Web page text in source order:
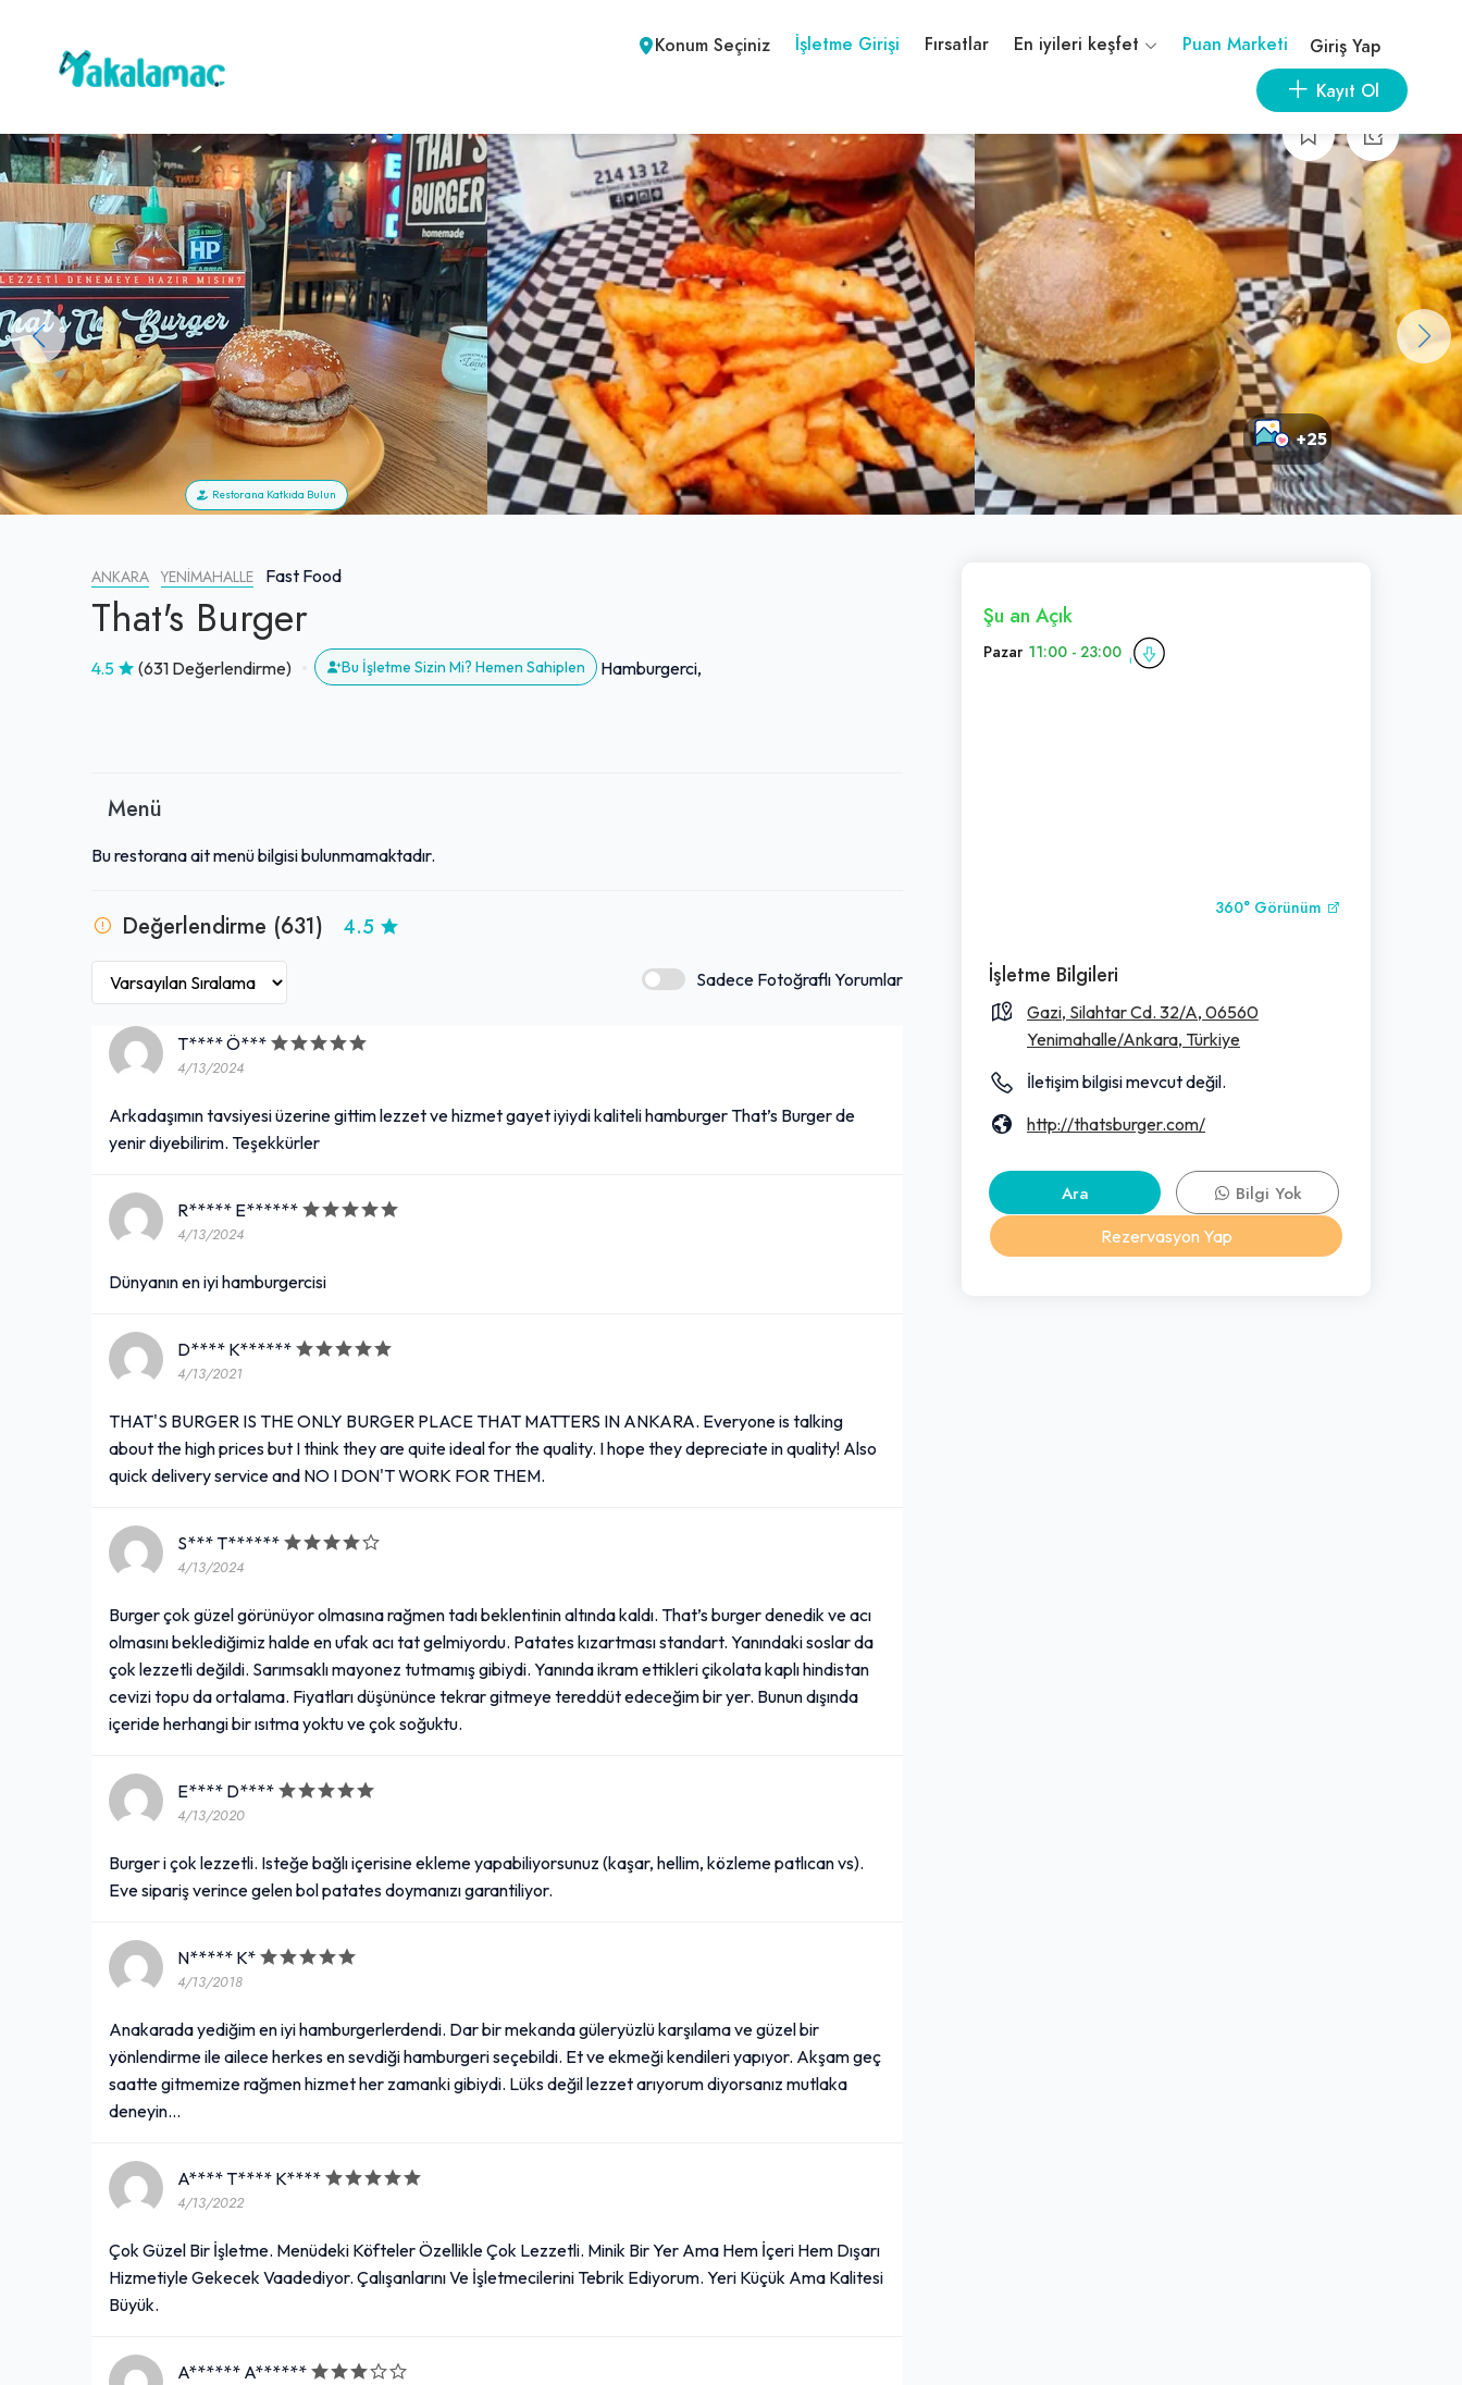
Konum Seçiniz İşletme Girişi Fırsatlar En iyileri keşfet Puan Marketi
Giriş Yap
Kayıt Ol
+25
Restorana Katkıda Bulun
ANKARA YENIMAHALLE Fast Food
That's Burger
4.5 (631 Değerlendirme) Bu İşletme Sizin Mi? Hemen Sahiplen Hamburgerci,
Menü
Bu restorana ait menü bilgisi bulunmamaktadır.
Değerlendirme (631) 4.5
Sadece Fotoğraflı Yorumlar
T**** Ö***
4/13/2024
Arkadaşımın tavsiyesi üzerine gittim lezzet ve hizmet gayet iyiydi kaliteli hamburger That’s Burger de
yenir diyebilirim. Teşekkürler
R***** E******
4/13/2024
Dünyanın en iyi hamburgercisi
D**** K******
4/13/2021
THAT'S BURGER IS THE ONLY BURGER PLACE THAT MATTERS IN ANKARA. Everyone is talking
about the high prices but I think they are quite ideal for the quality. I hope they depreciate in quality! Also
quick delivery service and NO I DON'T WORK FOR THEM.
S*** T******
4/13/2024
Burger çok güzel görünüyor olmasına rağmen tadı beklentinin altında kaldı. That’s burger denedik ve acı
olmasını beklediğimiz halde en ufak acı tat gelmiyordu. Patates kızartması standart. Yanındaki soslar da
çok lezzetli değildi. Sarımsaklı mayonez tutmamış gibiydi. Yanında ikram ettikleri çikolata kaplı hindistan
cevizi topu da ortalama. Fiyatları düşününce tekrar gitmeye tereddüt edeceğim bir yer. Bunun dışında
içeride herhangi bir ısıtma yoktu ve çok soğuktu.
E**** D****
4/13/2020
Burger i çok lezzetli. Isteğe bağlı içerisine ekleme yapabiliyorsunuz (kaşar, hellim, közleme patlıcan vs).
Eve sipariş verince gelen bol patates doymanızı garantiliyor.
N***** K*
4/13/2018
Anakarada yediğim en iyi hamburgerlerdendi. Dar bir mekanda güleryüzlü karşılama ve güzel bir
yönlendirme ile ailece herkes en sevdiği hamburgeri seçebildi. Et ve ekmeği kendileri yapıyor. Akşam geç
saatte gitmemize rağmen hizmet her zamanki gibiydi. Lüks değil lezzet arıyorum diyorsanız mutlaka
deneyin...
A**** T**** K****
4/13/2022
Çok Güzel Bir İşletme. Menüdeki Köfteler Özellikle Çok Lezzetli. Minik Bir Yer Ama Hem İçeri Hem Dışarı
Hizmetiyle Gekecek Vaadediyor. Çalışanlarını Ve İşletmecilerini Tebrik Ediyorum. Yeri Küçük Ama Kalitesi
Büyük.
A****** A******
Şu an Açık
Pazar 11:00 - 23:00
360° Görünüm
İşletme Bilgileri
Gazi, Silahtar Cd. 32/A, 06560
Yenimahalle/Ankara, Türkiye
İletişim bilgisi mevcut değil.
http://thatsburger.com/
Ara
Bilgi Yok
Rezervasyon Yap